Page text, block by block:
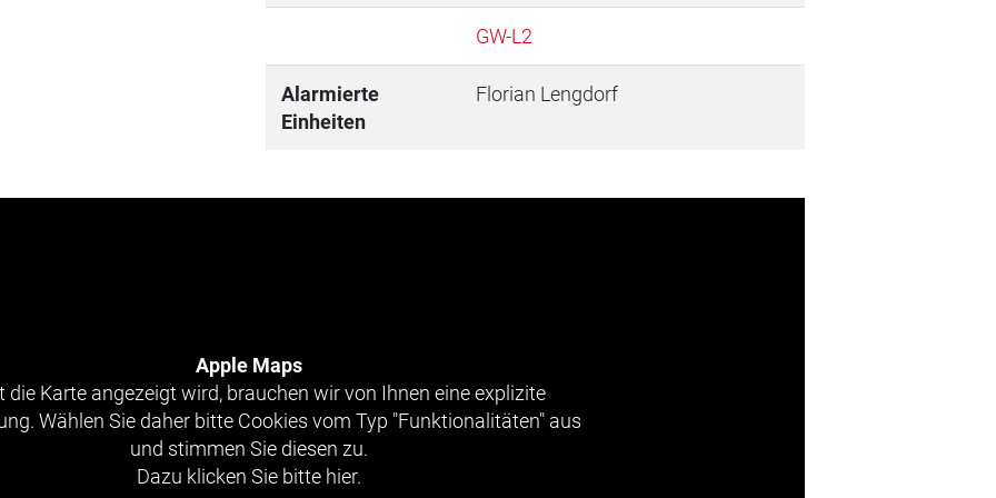
GW-L2
Alarmierte
Einheiten
Florian Lengdorf
Apple Maps
die Karte angezeigt wird, brauchen wir von Ihnen eine explizite
Wählen Sie daher bitte Cookies vom Typ "Funktionalitäten" aus
und stimmen Sie diesen zu.
Dazu klicken Sie bitte hier.